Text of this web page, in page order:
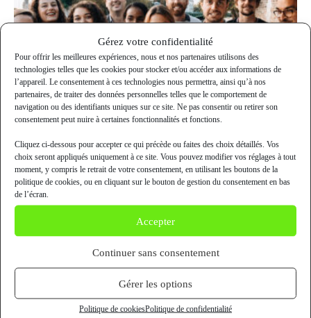
Gérez votre confidentialité
Pour offrir les meilleures expériences, nous et nos partenaires utilisons des
technologies telles que les cookies pour stocker et/ou accéder aux informations de
l’appareil. Le consentement à ces technologies nous permettra, ainsi qu’à nos
partenaires, de traiter des données personnelles telles que le comportement de
navigation ou des identifiants uniques sur ce site. Ne pas consentir ou retirer son
consentement peut nuire à certaines fonctionnalités et fonctions.
Cliquez ci-dessous pour accepter ce qui précède ou faites des choix détaillés. Vos
choix seront appliqués uniquement à ce site. Vous pouvez modifier vos réglages à tout
moment, y compris le retrait de votre consentement, en utilisant les boutons de la
politique de cookies, ou en cliquant sur le bouton de gestion du consentement en bas
de l’écran.
Accepter
Continuer sans consentement
Gérer les options
Politique de cookiesPolitique de confidentialité
5 ans de Cueillette Urbaine